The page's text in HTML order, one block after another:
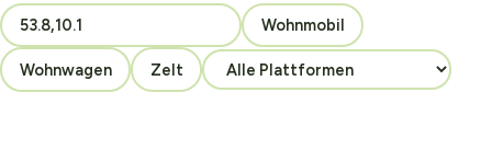
Wohnmobil
Wohnwagen Zelt